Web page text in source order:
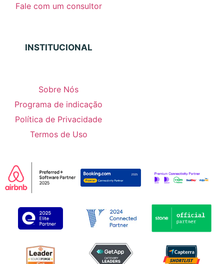
Fale com um consultor
INSTITUCIONAL
Sobre Nós
Programa de indicação
Política de Privacidade
Termos de Uso